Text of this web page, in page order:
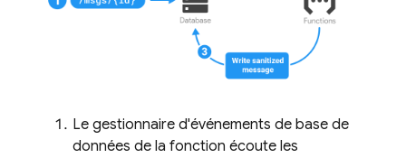
Le gestionnaire d'événements de base de
données de la fonction écoute les